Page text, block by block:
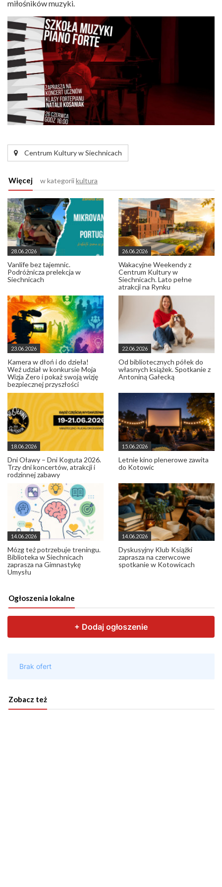
miłośników muzyki.
Centrum Kultury w Siechnicach
Więcej w kategoriikultura
28.06.2026
Vanlife bez tajemnic.
Podróżnicza prelekcja w
Siechnicach
26.06.2026
Wakacyjne Weekendy z
Centrum Kultury w
Siechnicach. Lato pełne
atrakcji na Rynku
23.06.2026
Kamera w dłoń i do dzieła!
Weź udział w konkursie Moja
Wizja Zero i pokaż swoją wizję
bezpiecznej przyszłości
22.06.2026
Od bibliotecznych półek do
własnych książek. Spotkanie z
Antoniną Gałecką
18.06.2026
Dni Oławy – Dni Koguta 2026.
Trzy dni koncertów, atrakcji i
rodzinnej zabawy
15.06.2026
Letnie kino plenerowe zawita
do Kotowic
14.06.2026
Mózg też potrzebuje treningu.
Biblioteka w Siechnicach
zaprasza na Gimnastykę
Umysłu
14.06.2026
Dyskusyjny Klub Książki
zaprasza na czerwcowe
spotkanie w Kotowicach
Ogłoszenia lokalne
Zobacz też